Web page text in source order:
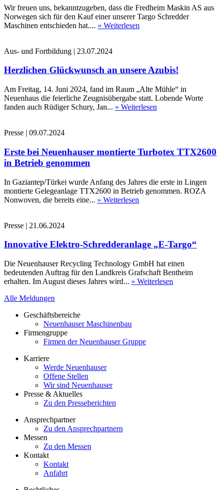
Wir freuen uns, bekanntzugeben, dass die Fredheim Maskin AS aus
Norwegen sich für den Kauf einer unserer Targo Schredder
Maschinen entschieden hat.... » Weiterlesen
Aus- und Fortbildung | 23.07.2024
Herzlichen Glückwunsch an unsere Azubis!
Am Freitag, 14. Juni 2024, fand im Raum „Alte Mühle“ in
Neuenhaus die feierliche Zeugnisübergabe statt. Lobende Worte
fanden auch Rüdiger Schury, Jan... » Weiterlesen
Presse | 09.07.2024
Erste bei Neuenhauser montierte Turbotex TTX2600
in Betrieb genommen
In Gaziantep/Türkei wurde Anfang des Jahres die erste in Lingen
montierte Gelegeanlage TTX2600 in Betrieb genommen. ROZA
Nonwoven, die bereits eine... » Weiterlesen
Presse | 21.06.2024
Innovative Elektro-Schredderanlage „E-Targo“
Die Neuenhauser Recycling Technology GmbH hat einen
bedeutenden Auftrag für den Landkreis Grafschaft Bentheim
erhalten. Im August dieses Jahres wird... » Weiterlesen
Alle Meldungen
Geschäftsbereiche
Neuenhauser Maschinenbau
Firmengruppe
Firmen der Neuenhauser Gruppe
Karriere
Werde Neuenhauser
Offene Stellen
Wir sind Neuenhauser
Presse & Aktuelles
Zu den Presseberichten
Ansprechpartner
Zu den Ansprechpartnern
Messen
Zu den Messen
Kontakt
Kontakt
Anfahrt